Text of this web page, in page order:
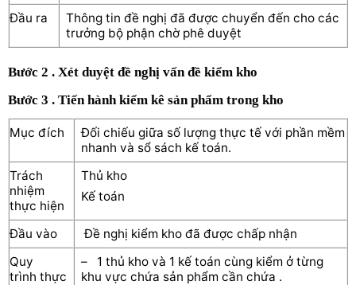
Đầu ra
Thông tin đề nghị đã được chuyển đến cho các
trưởng bộ phận chờ phê duyệt
Bước 2 . Xét duyệt đề nghị vấn đề kiểm kho
Bước 3 . Tiến hành kiểm kê sản phẩm trong kho
Mục đích
Đối chiếu giữa số lượng thực tế với phần mềm
nhanh và sổ sách kế toán.
Trách
nhiệm
thực hiện
Thủ kho
Kế toán
Đầu vào
Đề nghị kiểm kho đã được chấp nhận
Quy
trình thực
– 1 thủ kho và 1 kế toán cùng kiểm ở từng
khu vực chứa sản phẩm cần chứa .